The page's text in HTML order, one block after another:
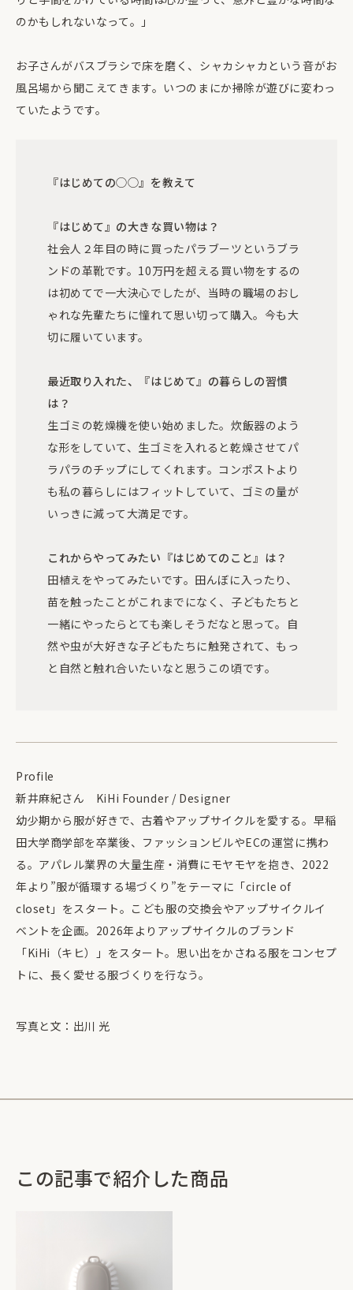
のかもしれないなって。」
お子さんがバスブラシで床を磨く、シャカシャカという音がお
風呂場から聞こえてきます。いつのまにか掃除が遊びに変わっ
ていたようです。
『はじめての◯◯』を教えて
『はじめて』の大きな買い物は？
社会人２年目の時に買ったパラブーツというブラ
ンドの革靴です。10万円を超える買い物をするの
は初めてで一大決心でしたが、当時の職場のおし
ゃれな先輩たちに憧れて思い切って購入。今も大
切に履いています。
最近取り入れた、『はじめて』の暮らしの習慣
は？
生ゴミの乾燥機を使い始めました。炊飯器のよう
な形をしていて、生ゴミを入れると乾燥させてパ
ラパラのチップにしてくれます。コンポストより
も私の暮らしにはフィットしていて、ゴミの量が
いっきに減って大満足です。
これからやってみたい『はじめてのこと』は？
田植えをやってみたいです。田んぼに入ったり、
苗を触ったことがこれまでになく、子どもたちと
一緒にやったらとても楽しそうだなと思って。自
然や虫が大好きな子どもたちに触発されて、もっ
と自然と触れ合いたいなと思うこの頃です。
Profile
新井麻紀さん KiHi Founder / Designer
幼少期から服が好きで、古着やアップサイクルを愛する。早稲
田大学商学部を卒業後、ファッションビルやECの運営に携わ
る。アパレル業界の大量生産・消費にモヤモヤを抱き、2022
年より”服が循環する場づくり”をテーマに「circle of
closet」をスタート。こども服の交換会やアップサイクルイ
ベントを企画。2026年よりアップサイクルのブランド
「KiHi（キヒ）」をスタート。思い出をかさねる服をコンセプ
トに、長く愛せる服づくりを行なう。
写真と文：出川 光
この記事で紹介した商品